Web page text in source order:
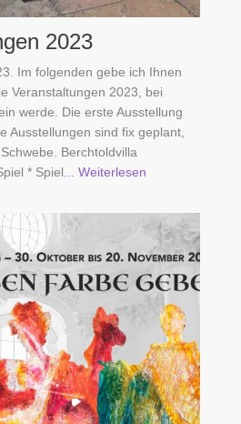
2023
Im folgenden gebe ich Ihnen
Veranstaltungen 2023, bei
werde. Die erste Ausstellung
Ausstellungen sind fix geplant,
Berchtoldvilla
* Spiel ... Weiterlesen